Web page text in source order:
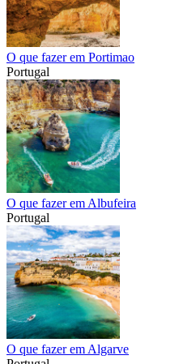
O que fazer em Portimao
Portugal
O que fazer em Albufeira
Portugal
O que fazer em Algarve